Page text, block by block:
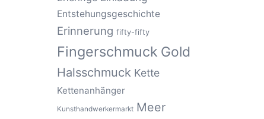
Entstehungsgeschichte
Erinnerung fifty-fifty
Fingerschmuck Gold
Halsschmuck Kette
Kettenanhänger
Kunsthandwerkermarkt Meer